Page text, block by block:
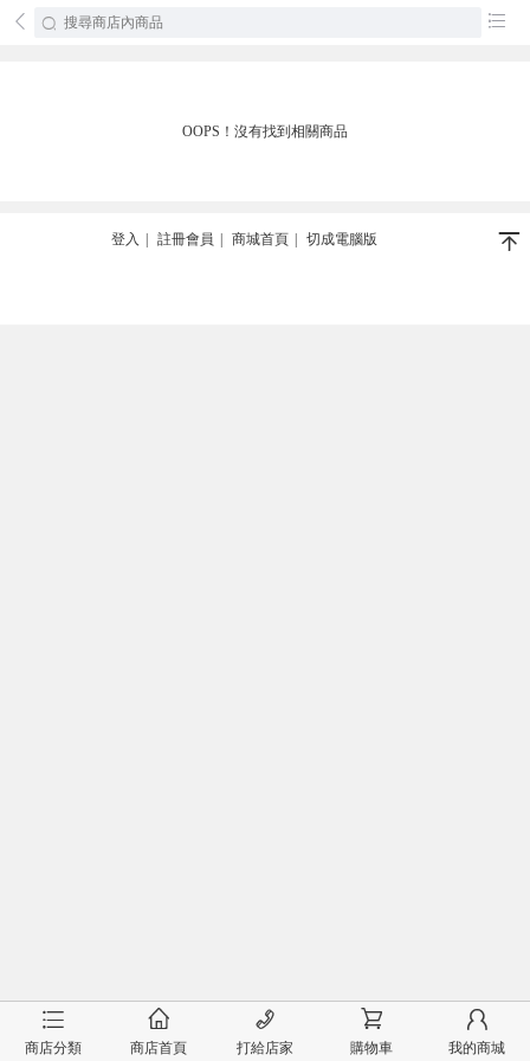
󰄕 󰂦
OOPS！沒有找到相關商品
登入 註冊會員 商城首頁 切成電腦版 󰄬
󰂦
商店分類
󰂠
商店首頁
󰄫
打給店家
󰂟
購物車
󰂢
我的商城